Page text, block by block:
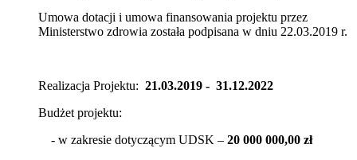
Umowa dotacji i umowa finansowania projektu przez
Ministerstwo zdrowia została podpisana w dniu 22.03.2019 r.
Realizacja Projektu: 21.03.2019 - 31.12.2022
Budżet projektu:
- w zakresie dotyczącym UDSK – 20 000 000,00 zł